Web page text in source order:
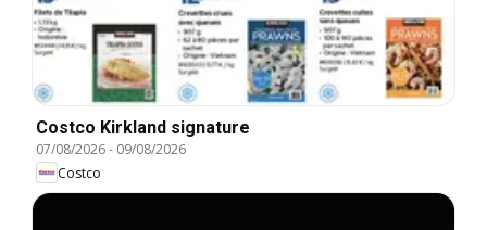
Costco Kirkland signature
07/08/2026- 09/08/2026
Costco